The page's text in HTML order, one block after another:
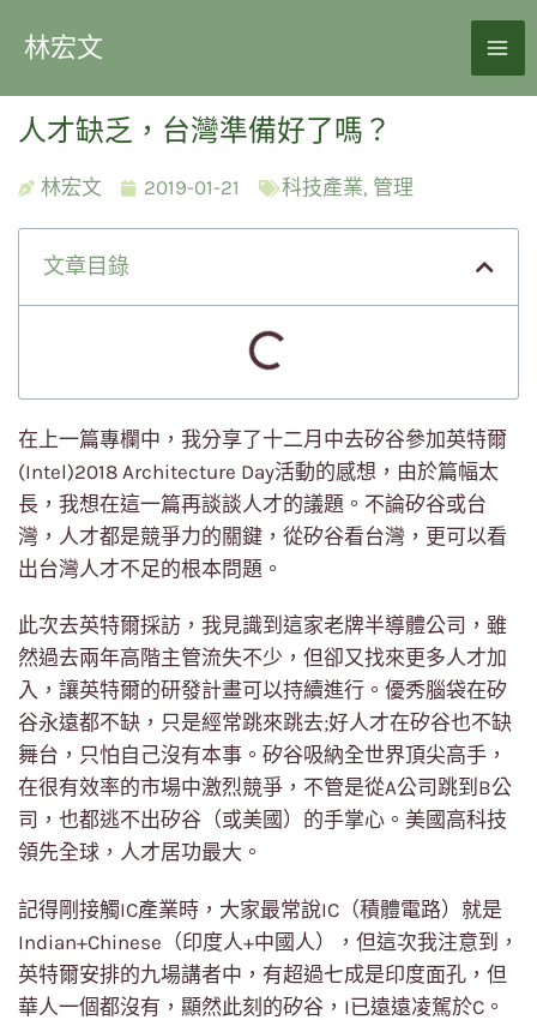
林宏文
人才缺乏，台灣準備好了嗎？
林宏文 2019-01-21 科技產業, 管理
文章目錄
在上一篇專欄中，我分享了十二月中去矽谷參加英特爾
(Intel)2018 Architecture Day活動的感想，由於篇幅太
長，我想在這一篇再談談人才的議題。不論矽谷或台
灣，人才都是競爭力的關鍵，從矽谷看台灣，更可以看
出台灣人才不足的根本問題。
此次去英特爾採訪，我見識到這家老牌半導體公司，雖
然過去兩年高階主管流失不少，但卻又找來更多人才加
入，讓英特爾的研發計畫可以持續進行。優秀腦袋在矽
谷永遠都不缺，只是經常跳來跳去;好人才在矽谷也不缺
舞台，只怕自己沒有本事。矽谷吸納全世界頂尖高手，
在很有效率的市場中激烈競爭，不管是從A公司跳到B公
司，也都逃不出矽谷（或美國）的手掌心。美國高科技
領先全球，人才居功最大。
記得剛接觸IC產業時，大家最常說IC（積體電路）就是
Indian+Chinese（印度人+中國人），但這次我注意到，
英特爾安排的九場講者中，有超過七成是印度面孔，但
華人一個都沒有，顯然此刻的矽谷，I已遠遠凌駕於C。